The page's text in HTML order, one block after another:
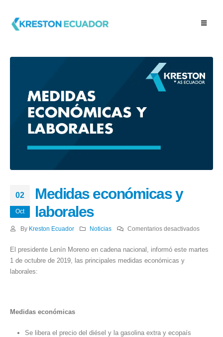
02
Oct
Medidas económicas y
laborales
By Kreston Ecuador Noticias Comentarios desactivadosen
El presidente Lenín Moreno en cadena nacional, informó este martes
1 de octubre de 2019, las principales medidas económicas y
laborales:
Medidas económicas
Se libera el precio del diésel y la gasolina extra y ecopaís